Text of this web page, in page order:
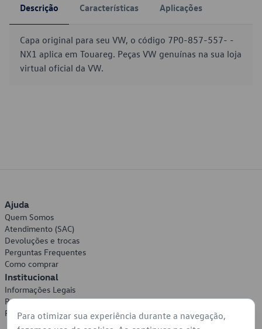
Descrição Características Aplicações
Capa original para seu VW, o código 7P0-857-557- -
NX1 aplica em Touareg. Peças VW genuínas na sua loja
virtual oficial da VW.
Ajuda
Quem Somos
Atendimento (SAC)
Devoluções e trocas
Perguntas Frequentes
Como comprar
Institucional
Informações Legais
Política de Privacidade
Política de Cookies
Para otimizar sua experiência durante a navegação,